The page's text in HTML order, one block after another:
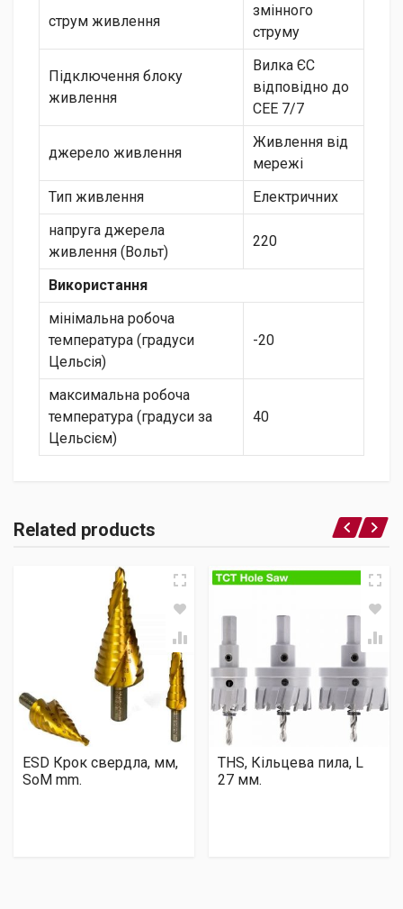
струм живлення
змінного
струму
Підключення блоку
живлення
Вилка ЄС
відповідно до
CEE 7/7
джерело живлення
Живлення від
мережі
Тип живлення
Електричних
напруга джерела
живлення (Вольт)
220
Використання
мінімальна робоча
температура (градуси
Цельсія)
-20
максимальна робоча
температура (градуси за
Цельсієм)
40
Related products
ESD Крок свердла, мм,
SoM mm.
THS, Кільцева пила, L
27 мм.